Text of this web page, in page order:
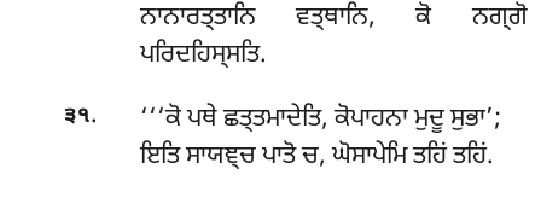
ਨਾਨਾਰਤ੍ਤਾਨਿ ਵਤ੍ਥਾਨਿ, ਕੋ ਨਗ੍ਗੋ
ਪਰਿਦਹਿਸ੍ਸਤਿ.
੩੧.
‘‘‘ਕੋ ਪਥੇ ਛਤ੍ਤਮਾਦੇਤਿ, ਕੋਪਾਹਨਾ ਮੁਦੂ ਸੁਭਾ’;
ਇਤਿਸਾਯਞ੍ਚ ਪਾਤੋ ਚ, ਘੋਸਾਪੇਮਿ ਤਹਿਂ ਤਹਿਂ.